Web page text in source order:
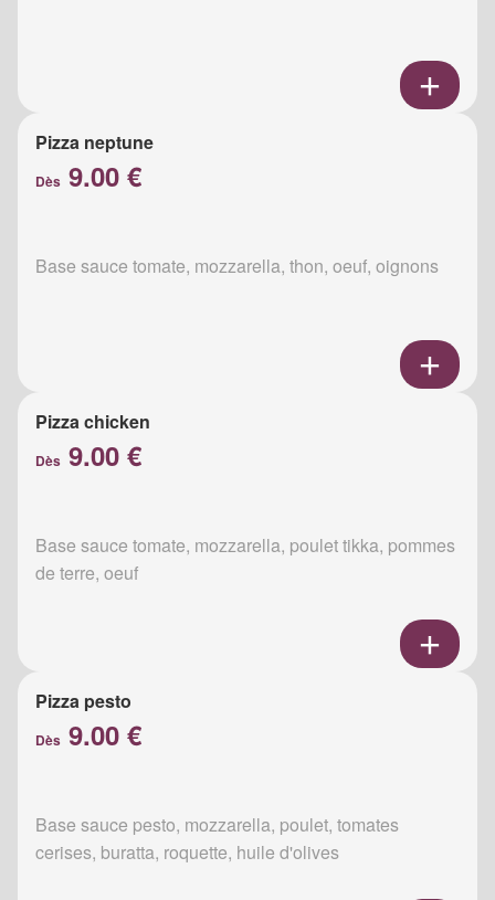
Pizza neptune
Dès 9.00 €
Base sauce tomate, mozzarella, thon, oeuf, oignons
Pizza chicken
Dès 9.00 €
Base sauce tomate, mozzarella, poulet tikka, pommes
de terre, oeuf
Pizza pesto
Dès 9.00 €
Base sauce pesto, mozzarella, poulet, tomates
cerises, buratta, roquette, huile d'olives